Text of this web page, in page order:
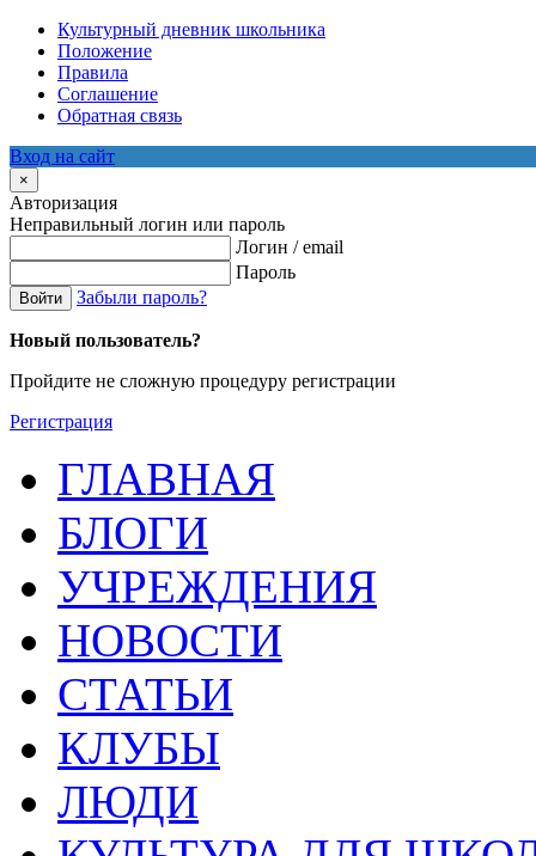
Культурный дневник школьника
Положение
Правила
Соглашение
Обратная связь
Вход на сайт
×
Авторизация
Неправильный логин или пароль
Логин / email
Пароль
Войти Забыли пароль?
Новый пользователь?
Пройдите не сложную процедуру регистрации
Регистрация
ГЛАВНАЯ
БЛОГИ
УЧРЕЖДЕНИЯ
НОВОСТИ
СТАТЬИ
КЛУБЫ
ЛЮДИ